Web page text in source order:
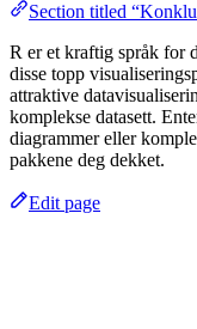
Section titled
R er et kraftig språk for
disse topp
attraktive
komplekse datasett.
diagrammer eller
pakkene deg dekket.
Edit page